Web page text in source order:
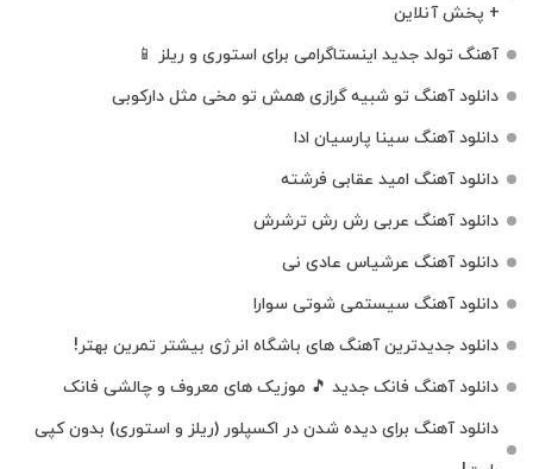
+ پخش آنلاین
آهنگ تولد جدید اینستاگرامی برای استوری و ریلز 📱
دانلود آهنگ تو شبیه گرازی همش تو مخی مثل دارکوبی
دانلود آهنگ سینا پارسیان ادا
دانلود آهنگ امید عقابی فرشته
دانلود آهنگ عربی رش رش ترشرش
دانلود آهنگ عرشیاس عادی نی
دانلود آهنگ سیستمی شوتی سوارا
دانلود جدیدترین آهنگ‌ های باشگاه انرژی بیشتر تمرین بهتر!
دانلود آهنگ فانک جدید 🎵 موزیک‌ های معروف و چالشی فانک
دانلود آهنگ برای دیده شدن در اکسپلور (ریلز و استوری) بدون کپی